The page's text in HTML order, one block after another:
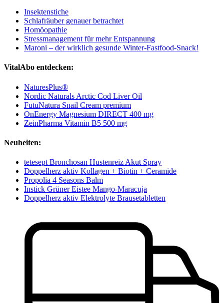
Insektenstiche
Schlafräuber genauer betrachtet
Homöopathie
Stressmanagement für mehr Entspannung
Maroni – der wirklich gesunde Winter-Fastfood-Snack!
VitalAbo entdecken:
NaturesPlus®
Nordic Naturals Arctic Cod Liver Oil
FutuNatura Snail Cream premium
OnEnergy Magnesium DIRECT 400 mg
ZeinPharma Vitamin B5 500 mg
Neuheiten:
tetesept Bronchosan Hustenreiz Akut Spray
Doppelherz aktiv Kollagen + Biotin + Ceramide
Propolia 4 Seasons Balm
Instick Grüner Eistee Mango-Maracuja
Doppelherz aktiv Elektrolyte Brausetabletten